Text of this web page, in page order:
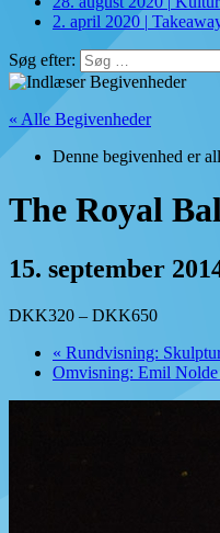
2. april 2020 |
Søg efter:
« Alle Begivenheder
Denne begivenhed er
The Royal
15. september
DKK320 – DKK650
« Rundvisning:
Omvisning: Emil Nolde